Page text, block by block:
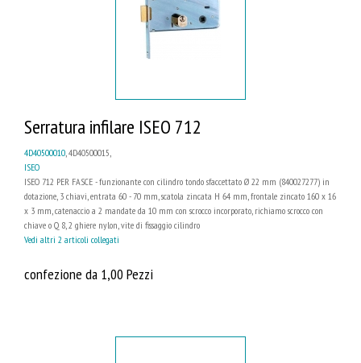
Serratura infilare ISEO 712
4D40500010 , 4D40500015,
ISEO
ISEO 712 PER FASCE - funzionante con cilindro tondo sfaccettato Ø 22 mm (840027277) in
dotazione, 3 chiavi, entrata 60 - 70 mm, scatola zincata H 64 mm, frontale zincato 160 x 16
x 3 mm, catenaccio a 2 mandate da 10 mm con scrocco incorporato, richiamo scrocco con
chiave o Q 8, 2 ghiere nylon, vite di fissaggio cilindro
Vedi altri 2 articoli collegati
confezione da 1,00 Pezzi